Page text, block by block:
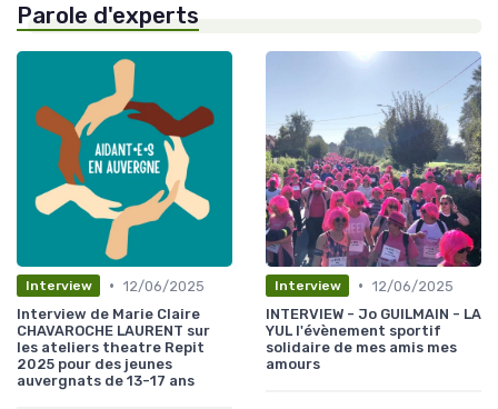
Parole d'experts
Interview • 12/06/2025
Interview de Marie Claire
CHAVAROCHE LAURENT sur
les ateliers theatre Repit
2025 pour des jeunes
auvergnats de 13-17 ans
Interview • 12/06/2025
INTERVIEW - Jo GUILMAIN - LA
YUL l'évènement sportif
solidaire de mes amis mes
amours